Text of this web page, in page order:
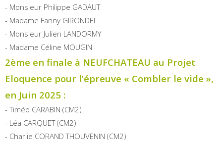
- Monsieur Philippe GADAUT
- Madame Fanny GIRONDEL
- Monsieur Julien LANDORMY
- Madame Céline MOUGIN
2ème en finale à NEUFCHATEAU au Projet
Eloquence pour l’épreuve « Combler le vide »,
en Juin 2025 :
- Timéo CARABIN (CM2)
- Léa CARQUET (CM2)
- Charlie CORAND THOUVENIN (CM2)